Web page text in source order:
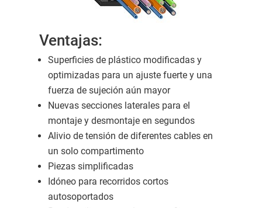
Ventajas:
Superficies de plástico modificadas y
optimizadas para un ajuste fuerte y una
fuerza de sujeción aún mayor
Nuevas secciones laterales para el
montaje y desmontaje en segundos
Alivio de tensión de diferentes cables en
un solo compartimento
Piezas simplificadas
Idóneo para recorridos cortos
autosoportados